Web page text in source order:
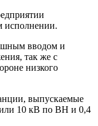
исполнении.
вводом и
так же с
низкого
выпускаемые
10 кВ по ВН и 0,4